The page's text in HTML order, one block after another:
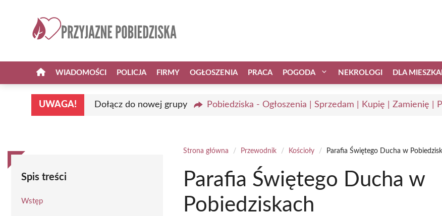
WIADOMOŚCI POLICJA FIRMY OGŁOSZENIA PRACA POGODA NEKROLOGI DLA
UWAGA! Dołącz do nowej grupy Pobiedziska - Ogłoszenia | Sprzedam | Kupię | Zamienię |
Spis treści
Wstęp
Strona główna / Przewodnik / Kościoły / Parafia Świętego Ducha w
Parafia Świętego Ducha w
Pobiedziskach